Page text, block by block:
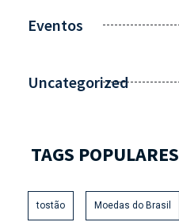
Eventos
Uncategorized
TAGS POPULARES
tostão Moedas do Brasil